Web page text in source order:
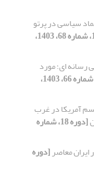
سیاسی در پرتو
[دوره 18، شماره 68، 1403،
ای؛ مورد
[دوره 18، شماره 66، 1403،
آمریکا در غرب
[دوره 18، شماره
معاصر[دوره